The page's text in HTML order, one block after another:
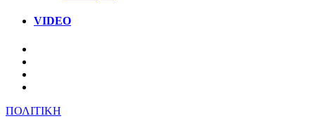
VIDEO
ΠΟΛΙΤΙΚΗ